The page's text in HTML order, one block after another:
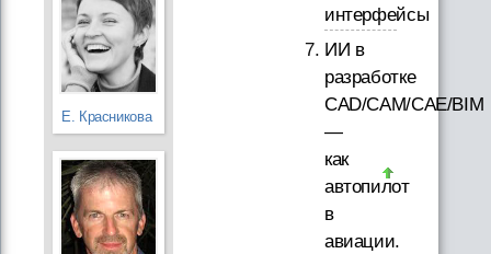
Е. Красникова
интерфейсы
ИИ в
разработке
CAD/CAM/CAE/BIM
—
как
автопилот
в
авиации.